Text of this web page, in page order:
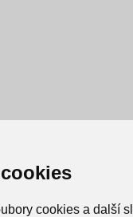
cookies a další